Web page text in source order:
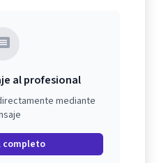
al profesional
mediante
completo